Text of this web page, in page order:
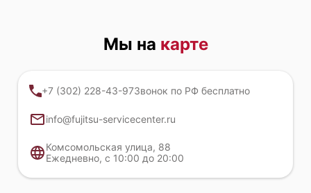
Мы на карте
+7 (302) 228-43-97Звонок по РФ бесплатно
info@fujitsu-servicecenter.ru
Комсомольская улица, 88
Ежедневно, с 10:00 до 20:00